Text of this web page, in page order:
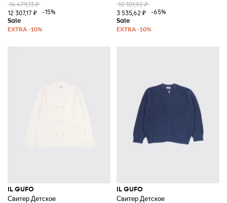
14 479,13 ₽
12 307,17 ₽
-15%
10 101,92 ₽
3 535,62 ₽
-65%
IL GUFO
Свитер Детское
IL GUFO
Свитер Детское